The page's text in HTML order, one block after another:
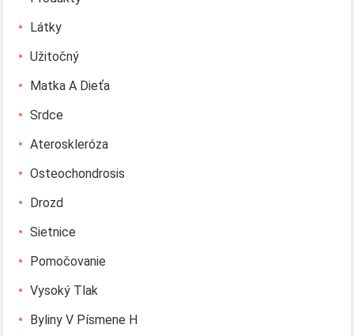
Látky
Užitočný
Matka A Dieťa
Srdce
Ateroskleróza
Osteochondrosis
Drozd
Sietnice
Pomočovanie
Vysoký Tlak
Byliny V Písmene H